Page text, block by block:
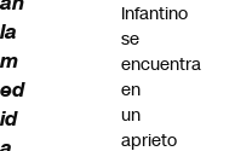
la
m
ed
id
Infantino
se
encuentra
en
un
aprieto